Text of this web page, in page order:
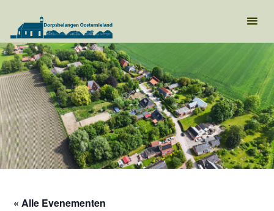
« Alle Evenementen